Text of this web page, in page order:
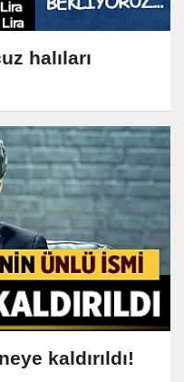
halıları
kaldırıldı!